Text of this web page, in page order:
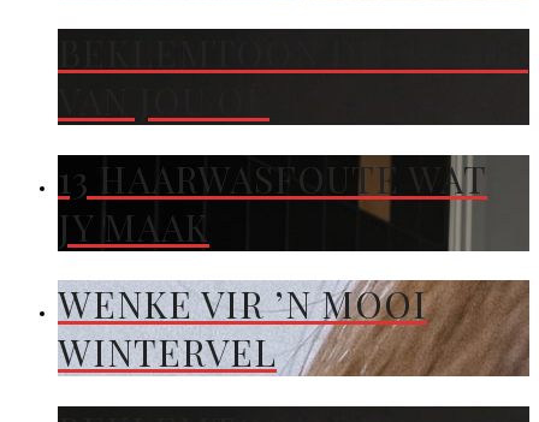
13 HAARWASFOUTE WAT
JY MAAK
WENKE VIR ’N MOOI
WINTERVEL